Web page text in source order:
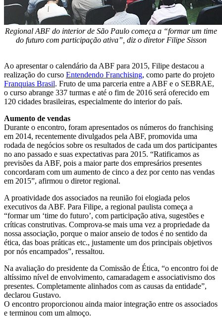
Regional ABF do interior de São Paulo começa a “formar um time
do futuro com participação ativa”, diz o diretor Filipe Sisson
Ao apresentar o calendário da ABF para 2015, Filipe destacou a
realização do curso Entendendo Franchising, como parte do projeto
Franquias Brasil. Fruto de uma parceria entre a ABF e o SEBRAE,
o curso abrange 337 turmas e até o fim de 2016 será oferecido em
120 cidades brasileiras, especialmente do interior do país.
Aumento de vendas
Durante o encontro, foram apresentados os números do franchising
em 2014, recentemente divulgados pela ABF, promovida uma
rodada de negócios sobre os resultados de cada um dos participantes
no ano passado e suas expectativas para 2015. “Ratificamos as
previsões da ABF, pois a maior parte dos empresários presentes
concordaram com um aumento de cinco a dez por cento nas vendas
em 2015”, afirmou o diretor regional.
A proatividade dos associados na reunião foi elogiada pelos
executivos da ABF. Para Filipe, a regional paulista começa a
“formar um ‘time do futuro’, com participação ativa, sugestões e
críticas construtivas. Comprova-se mais uma vez a propriedade da
nossa associação, porque o maior anseio de todos é no sentido da
ética, das boas práticas etc., justamente um dos principais objetivos
por nós encampados”, ressaltou.
Na avaliação do presidente da Comissão de Ética, “o encontro foi de
altíssimo nível de envolvimento, camaradagem e associativismo dos
presentes. Completamente alinhados com as causas da entidade”,
declarou Gustavo.
O encontro proporcionou ainda maior integração entre os associados
e terminou com um almoço.